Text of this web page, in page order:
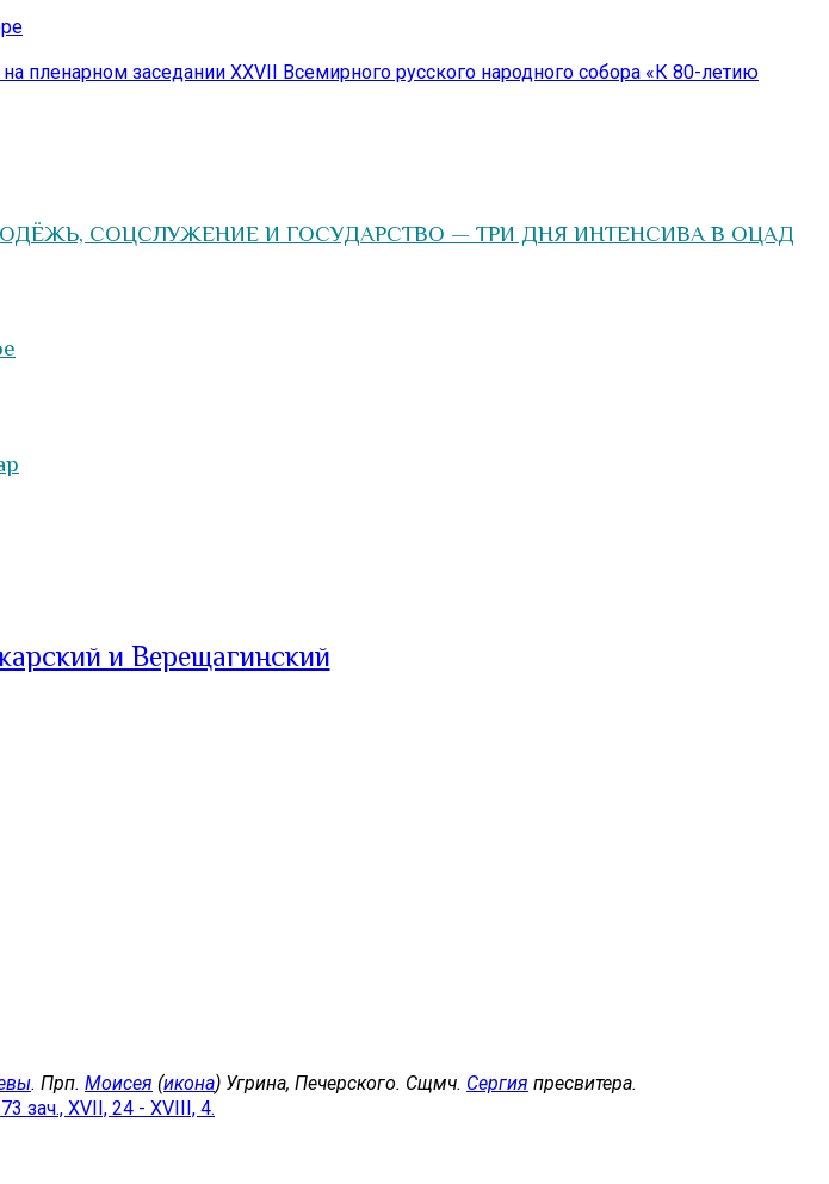
пленарном заседании XXVII Всемирного русского народного собора «К 80-летию
СОЦСЛУЖЕНИЕ И ГОСУДАРСТВО — ТРИ ДНЯ ИНТЕНСИВА В ОЦАД
и Верещагинский
. Прп. Моисея (икона) Угрина, Печерского. Сщмч. Сергия пресвитера.
зач., XVII, 24 - XVIII, 4.